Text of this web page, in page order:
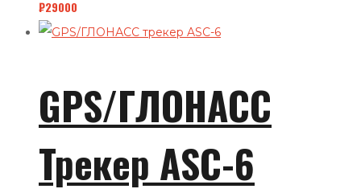
₽29000
GPS/ГЛОНАСС
Трекер ASC-6